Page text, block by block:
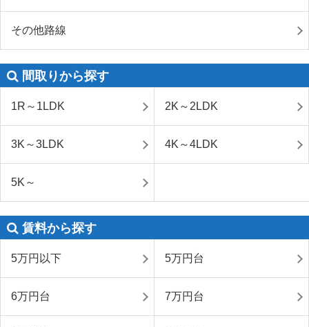
その他路線
間取りから探す
1R～1LDK 2K～2LDK
3K～3LDK 4K～4LDK
5K～
賃料から探す
5万円以下 5万円台
6万円台 7万円台